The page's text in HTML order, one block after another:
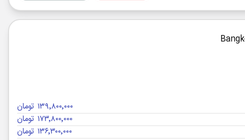
۱۳۹٬۸۰۰٬۰۰۰ تومان
۱۷۳٬۸۰۰٬۰۰۰ تومان
۱۳۶٬۳۰۰٬۰۰۰ تومان